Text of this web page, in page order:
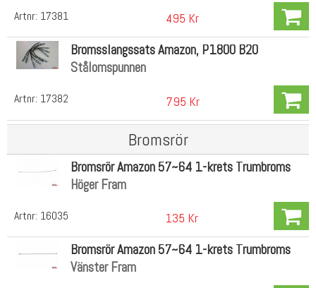
Artnr: 17381 495 Kr
Artnr: 17382
Bromsslangssats Amazon, P1800 B20
Stålomspunnen
795 Kr
Bromsrör
Artnr: 16035
Bromsrör Amazon 57~64 1-krets Trumbroms
Höger Fram
135 Kr
Bromsrör Amazon 57~64 1-krets Trumbroms
Vänster Fram